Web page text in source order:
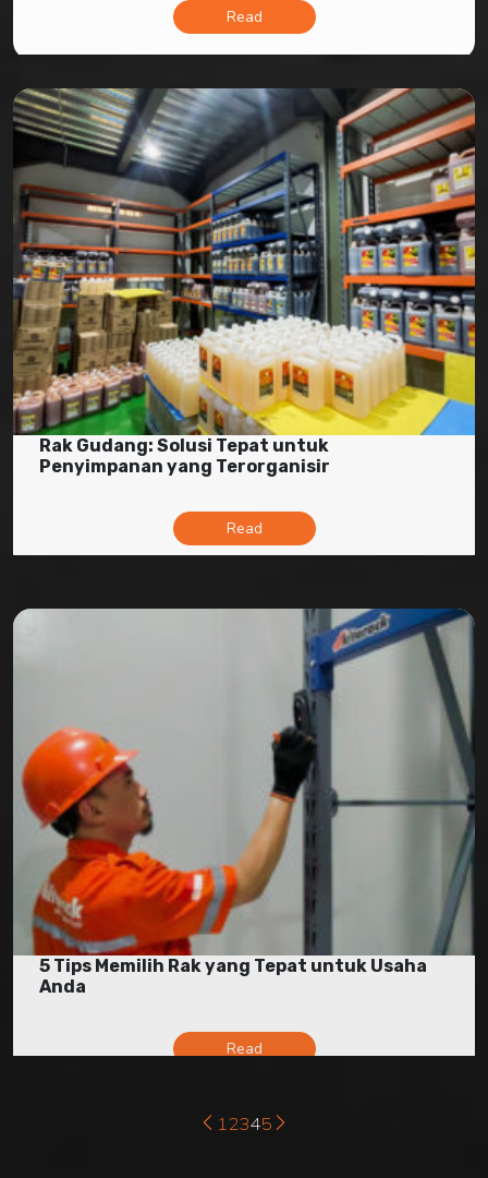
Read
Rak Gudang: Solusi Tepat untuk
Penyimpanan yang Terorganisir
Read
5 Tips Memilih Rak yang Tepat untuk Usaha
Anda
12345